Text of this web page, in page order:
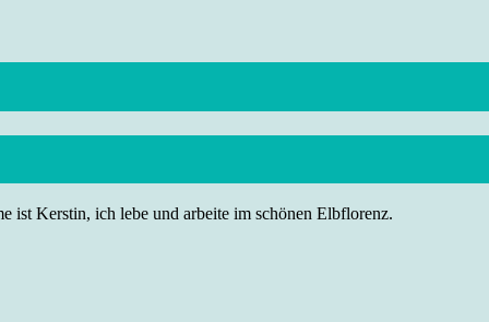
ist Kerstin, ich lebe und arbeite im schönen Elbflorenz.